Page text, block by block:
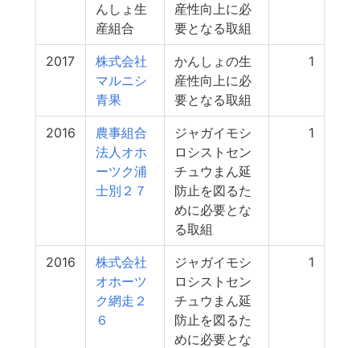
んしょ生
産組合
産性向上に必
要となる取組
2017
株式会社
マルニシ
青果
かんしょの生
産性向上に必
要となる取組
1
2016
農事組合
法人オホ
ーツク浦
士別２７
ジャガイモシ
ロシストセン
チュウまん延
防止を図るた
めに必要とな
る取組
1
2016
株式会社
オホーツ
ク網走２
６
ジャガイモシ
ロシストセン
チュウまん延
防止を図るた
めに必要とな
1